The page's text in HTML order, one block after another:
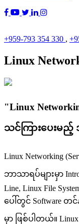
+959-793 354 330 ,
Linux
"Linux
သင်ကြားပေးမည့်
Linux Networking
ဘာသာရပ်များမှာ
Line, Linux File
ပေါ်တွင် Software
မှာ ဖြစ်ပါတယ်။